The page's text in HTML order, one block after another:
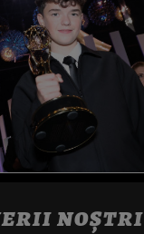
NOȘTRI